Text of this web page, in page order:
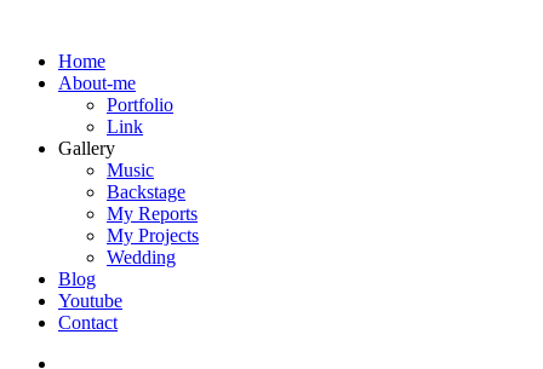
Home
About-me
Portfolio
Link
Gallery
Music
Backstage
My Reports
My Projects
Wedding
Blog
Youtube
Contact